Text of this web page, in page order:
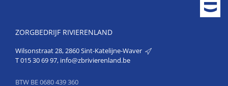
ZORGBEDRIJF RIVIERENLAND
Wilsonstraat 28, 2860 Sint-Katelijne-Waver
T015 30 69 97, info@zbrivierenland.be
BTW BE 0680 439 360